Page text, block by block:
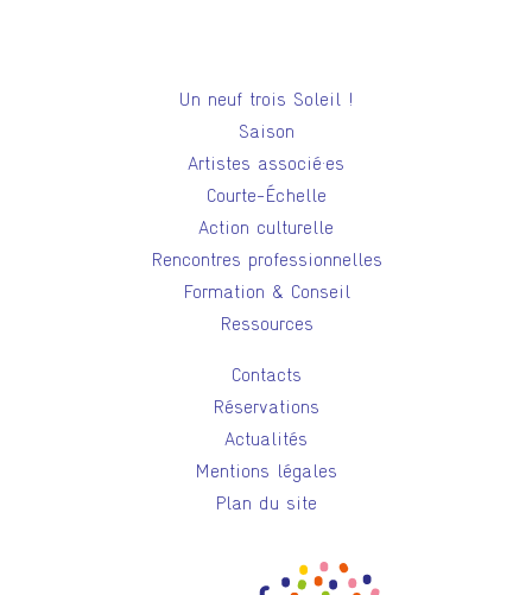
Un neuf trois Soleil !
Saison
Artistes associé·es
Courte-Échelle
Action culturelle
Rencontres professionnelles
Formation & Conseil
Ressources
Contacts
Réservations
Actualités
Mentions légales
Plan du site